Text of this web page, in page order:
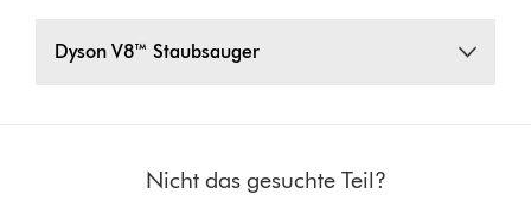
Dyson V8™ Staubsauger
Nicht das gesuchte Teil?